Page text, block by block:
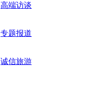
高端访谈
专题报道
诚信旅游